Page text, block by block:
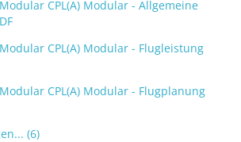
Modular CPL(A) Modular - Allgemeine
Modular CPL(A) Modular - Flugleistung
Modular CPL(A) Modular - Flugplanung
(6)